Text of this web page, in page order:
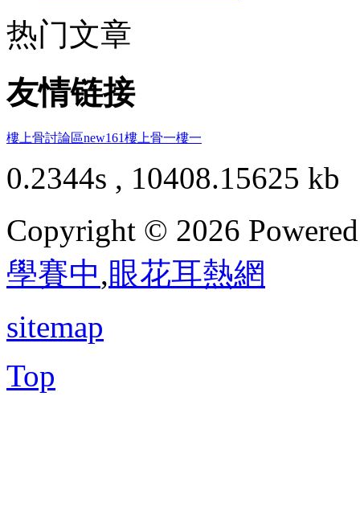
热门文章
友情链接
樓上骨討論區new161樓上骨一樓一
0.2344s , 10408.15625 kb
Copyright © 2026
學賽中,眼花耳熱網
sitemap
Top